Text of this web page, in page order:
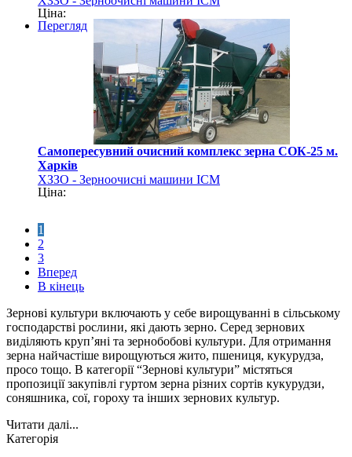
Ціна:
Перегляд
Самопересувний очисний комплекс зерна СОК-25 м.
Харків
ХЗЗО - Зерноочисні машини ІСМ
Ціна:
1
2
3
Вперед
В кінець
Зернові культури включають у себе вирощуванні в сільському
господарстві рослини, які дають зерно. Серед зернових
виділяють круп’яні та зернобобові культури. Для отримання
зерна найчастіше вирощуються жито, пшениця, кукурудза,
просо тощо. В категорії “Зернові культури” містяться
пропозиції закупівлі гуртом зерна різних сортів кукурудзи,
соняшника, сої, гороху та інших зернових культур.
Читати далі...
Категорія